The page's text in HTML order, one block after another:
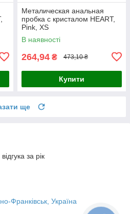
Металическая анальная
пробка с кристалом HEART,
Pink, XS
В наявності
264,94 ₴ 473,10 ₴
Купити
ще
за рік
Франківськ, Україна